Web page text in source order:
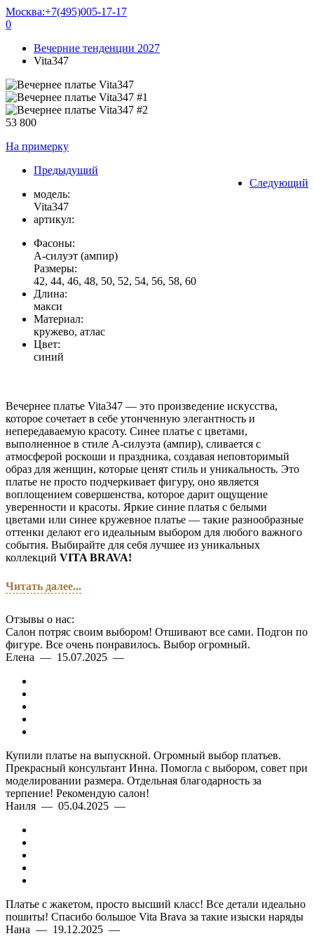
Москва:+7(495)005-17-17
0
Вечерние тенденции 2027
Vita347
53 800
На примерку
Предыдущий
Следующий
модель:
Vita347
артикул:
Фасоны:
А-силуэт (ампир)
Размеры:
42, 44, 46, 48, 50, 52, 54, 56, 58, 60
Длина:
макси
Материал:
кружево, атлас
Цвет:
синий
Вечернее платье Vita347 — это произведение искусства,
которое сочетает в себе утонченную элегантность и
непередаваемую красоту. Синее платье с цветами,
выполненное в стиле А-силуэта (ампир), сливается с
атмосферой роскоши и праздника, создавая неповторимый
образ для женщин, которые ценят стиль и уникальность. Это
платье не просто подчеркивает фигуру, оно является
воплощением совершенства, которое дарит ощущение
уверенности и красоты. Яркие синие платья с белыми
цветами или синее кружевное платье — такие разнообразные
оттенки делают его идеальным выбором для любого важного
события. Выбирайте для себя лучшее из уникальных
коллекций VITA BRAVA!
Читать далее...
Отзывы о нас:
Салон потряс своим выбором! Отшивают все сами. Подгон по
фигуре. Все очень понравилось. Выбор огромный.
Елена — 15.07.2025 —
Купили платье на выпускной. Огромный выбор платьев.
Прекрасный консультант Инна. Помогла с выбором, совет при
моделировании размера. Отдельная благодарность за
терпение! Рекомендую салон!
Наиля — 05.04.2025 —
Платье с жакетом, просто высший класс! Все детали идеально
пошиты! Спасибо большое Vita Brava за такие изыски наряды
Нана — 19.12.2025 —